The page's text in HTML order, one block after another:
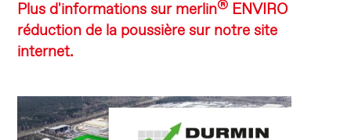
Plus d'informations sur merlin® ENVIRO
réduction de la poussière sur notre site
internet.